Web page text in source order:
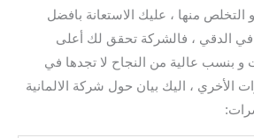
منها ، عليك الاستعانة بافضل
الدقي ، فالشركة تحقق لك أعلى
بنسب عالية من النجاح لا تجدها في
، اليك بيان حول شركة الالمانية